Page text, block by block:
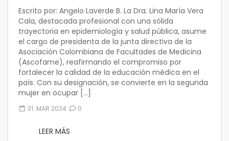
Escrito por: Angelo Laverde B. La Dra. Lina María Vera
Cala, destacada profesional con una sólida
trayectoria en epidemiología y salud pública, asume
el cargo de presidenta de la junta directiva de la
Asociación Colombiana de Facultades de Medicina
(Ascofame), reafirmando el compromiso por
fortalecer la calidad de la educación médica en el
país. Con su designación, se convierte en la segunda
mujer en ocupar […]
31. MAR 2024 0
LEER MÁS